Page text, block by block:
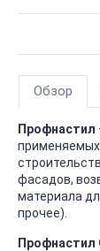
Обзор
Профнастил
фасадов,
материала
прочее).
Профнастил